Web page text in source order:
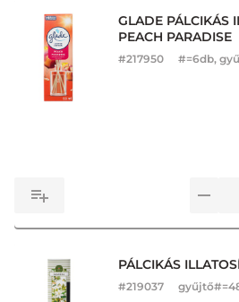
GLADE PÁLCIKÁS
PEACH PARADISE
#217950 #=6db,
PÁLCIKÁS
#219037